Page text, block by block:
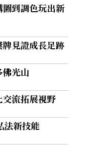
到調色玩出新
見證成長足跡
光山
流拓展視野
新技能